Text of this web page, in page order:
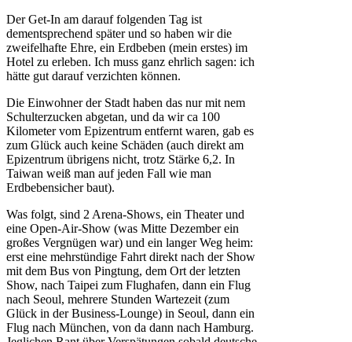
Der Get-In am darauf folgenden Tag ist
dementsprechend später und so haben wir die
zweifelhafte Ehre, ein Erdbeben (mein erstes) im
Hotel zu erleben. Ich muss ganz ehrlich sagen: ich
hätte gut darauf verzichten können.
Die Einwohner der Stadt haben das nur mit nem
Schulterzucken abgetan, und da wir ca 100
Kilometer vom Epizentrum entfernt waren, gab es
zum Glück auch keine Schäden (auch direkt am
Epizentrum übrigens nicht, trotz Stärke 6,2. In
Taiwan weiß man auf jeden Fall wie man
Erdbebensicher baut).
Was folgt, sind 2 Arena-Shows, ein Theater und
eine Open-Air-Show (was Mitte Dezember ein
großes Vergnügen war) und ein langer Weg heim:
erst eine mehrstündige Fahrt direkt nach der Show
mit dem Bus von Pingtung, dem Ort der letzten
Show, nach Taipei zum Flughafen, dann ein Flug
nach Seoul, mehrere Stunden Wartezeit (zum
Glück in der Business-Lounge) in Seoul, dann ein
Flug nach München, von da dann nach Hamburg.